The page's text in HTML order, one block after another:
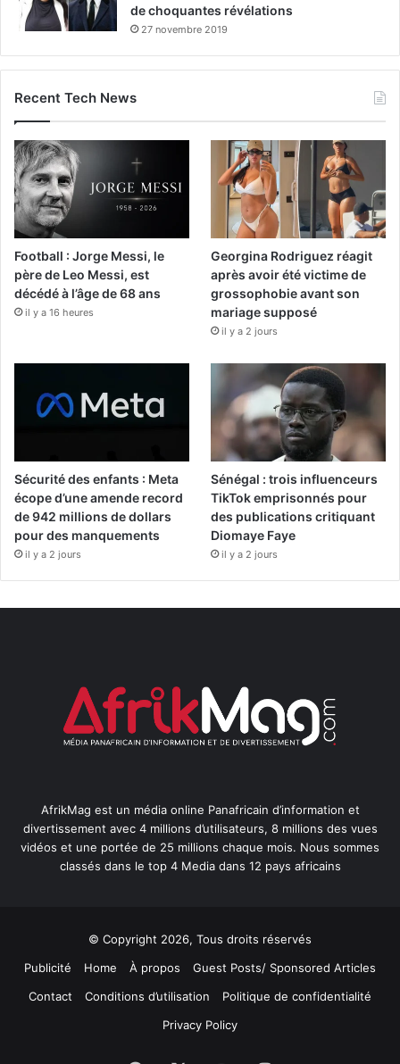
de choquantes révélations
27 novembre 2019
Recent Tech News
Football : Jorge Messi, le
père de Leo Messi, est
décédé à l’âge de 68 ans
il y a 16 heures
Georgina Rodriguez réagit
après avoir été victime de
grossophobie avant son
mariage supposé
il y a 2 jours
Sécurité des enfants : Meta
écope d’une amende record
de 942 millions de dollars
pour des manquements
il y a 2 jours
Sénégal : trois influenceurs
TikTok emprisonnés pour
des publications critiquant
Diomaye Faye
il y a 2 jours
AfrikMag est un média online Panafricain d’information et
divertissement avec 4 millions d’utilisateurs, 8 millions des vues
vidéos et une portée de 25 millions chaque mois. Nous sommes
classés dans le top 4 Media dans 12 pays africains
© Copyright 2026, Tous droits réservés
Publicité
Home À propos
Guest Posts/ Sponsored Articles
Contact
Conditions d’utilisation
Politique de confidentialité
Privacy Policy